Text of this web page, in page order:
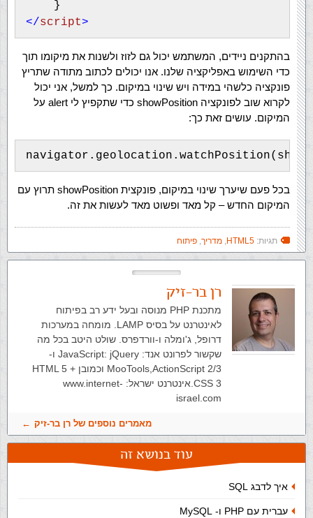
</script>
בהתקנים ניידים, המשתמש יכול גם לזוז ולשנות את מיקומו תוך
כדי השימוש באפליקציה שלנו. אנו יכולים לכתוב מתודה שתריץ
פונקציה כלשהי במידה ויש שינוי במיקום. כך למשל, אני יכול
לקרוא שוב לפונקציה showPosition כדי שתקפיץ לי alert על
המיקום. עושים זאת כך:
בכל פעם שיערך שינוי במיקום, פונקצית showPosition תרוץ עם
המיקום החדש – קל מאד ופשוט מאד לעשות את זה.
תגיות: HTML5 מדריך פיתוח
רן בר-זיק
מתכנת PHP מנוסה ובעל ידע רב בפיתוח
לאינטרנט על בסיס LAMP. מומחה במערכות
דרופל, ג'ומלה ו-וורדפרס. שולט היטב בכל מה
שקשור לפרונט אנד: JavaScript: jQuery ו-
MooTools,ActionScript 2/3 וכמובן HTML 5 +
CSS 3.אינטרנט ישראל: www.internet-
israel.com
מאמרים נוספים של רן בר-זיק
עוד בנושא זה
איך לדבג SQL
עברית עם PHP ו- MySQL